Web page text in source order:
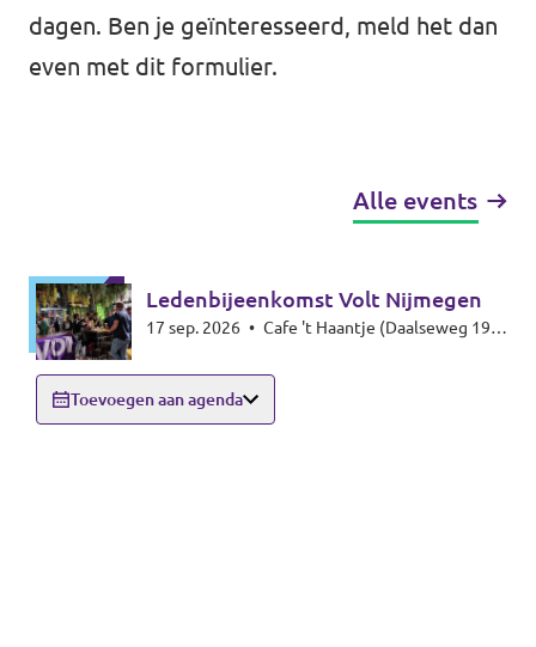
dagen. Ben je geïnteresseerd, meld het dan
even met dit formulier.
Alle events
Ledenbijeenkomst Volt Nijmegen
17 sep. 2026 •
Toevoegen aan agenda